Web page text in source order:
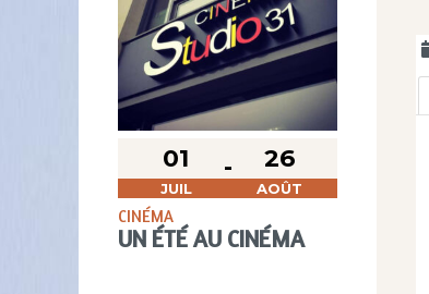
01
JUIL
26
AOÛT
CINÉMA
UN ÉTÉ AU CINÉMA